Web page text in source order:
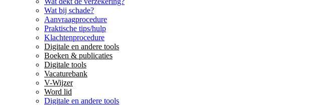
Wat bij schade?
Aanvraagprocedure
Praktische tips/hulp
Klachtenprocedure
Digitale en andere tools
Boeken & publicaties
Digitale tools
Vacaturebank
V-Wijzer
Word lid
Digitale en andere tools